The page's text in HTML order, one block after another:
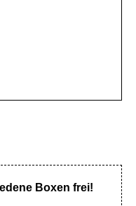
Boxen frei!